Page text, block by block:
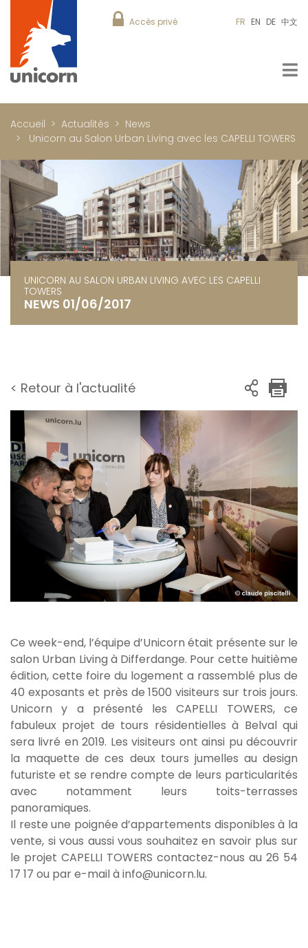
Accès privé FR EN DE 中文
Accueil Actualités
News
Unicorn au Salon Urban Living avec les CAPELLI TOWERS
UNICORN AU SALON URBAN LIVING AVEC LES CAPELLI
TOWERS
NEWS 01/06/2017
< Retour à l'actualité
Ce week-end, l’équipe d’Unicorn était présente sur le
salon Urban Living à Differdange. Pour cette huitième
édition, cette foire du logement a rassemblé plus de
40 exposants et près de 1500 visiteurs sur trois jours.
Unicorn y a présenté lesCAPELLI TOWERS, ce
fabuleux projet de tours résidentielles à Belval qui
sera livré en 2019. Les visiteurs ont ainsi pu découvrir
la maquette de ces deux tours jumelles au design
futuriste et se rendre compte de leurs particularités
avec notamment leurs toits-terrasses
panoramiques.
Il reste une poignée d’appartements disponibles à la
vente, si vous aussi vous souhaitez en savoir plus sur
le projet CAPELLI TOWERS contactez-nous au 26 54
17 17 ou par e-mail à info@unicorn.lu.